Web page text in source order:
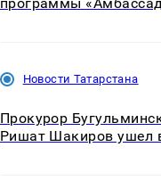
Новости Татарстана
Прокурор
Ришат Шакиров ушел